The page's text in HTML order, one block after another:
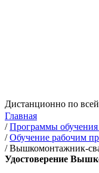
Дистанционно по
Главная
/Программы
/Обучение рабочим
/Вышкомонтажник-
Удостоверение